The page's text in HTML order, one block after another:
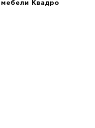
Квадро